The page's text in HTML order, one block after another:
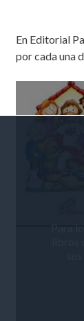
En Editorial
por cada una
Para
libros